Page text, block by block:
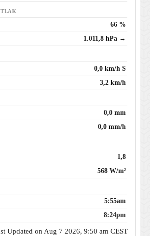
TLAK
66 %
1.011,8 hPa →
0,0 km/h S
3,2 km/h
0,0 mm
0,0 mm/h
1,8
568 W/m²
5:55am
8:24pm
Updated on Aug 7 2026, 9:50 am CEST